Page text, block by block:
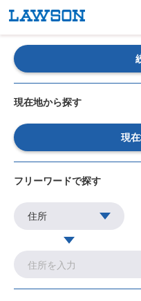
現在地から探す
現
フリーワードで探す